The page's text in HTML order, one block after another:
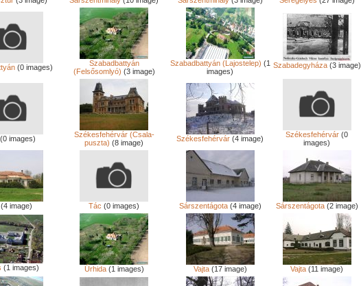
(0 images)
Szabadbattyán
(Felsősomlyó) (3 image)
Szabadbattyán (Lajostelep) (1
images)
Szabadegyháza(3 image)
images)
Székesfehérvár (Csala-
puszta) (8 image) Székesfehérvár (4 image) Székesfehérvár (0
images)
(4 image) Tác (0 images) Sárszentágota(4 image) Sárszentágota(2 image)
(1 images) Úrhida(1 images) Vajta(17 image) Vajta (11 image)